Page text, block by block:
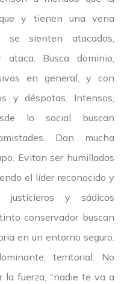
y tienen una vena
sienten atacados,
ataca. Busca dominio,
en general, y con
y déspotas. Intensos,
lo social buscan
Dan mucha
Evitan ser humillados
el líder reconocido y
justicieros y sádicos
conservador buscan
en un entorno seguro.
territorial. No
la fuerza, “nadie te va a